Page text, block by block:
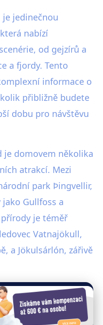
je jedinečnou
nabízí
od gejzírů a
a fjordy. Tento
informace o
přibližně budete
dobu pro návštěvu
je domovem několika
atrakcí. Mezi
park Þingvellir,
Gullfoss a
je téměř
Vatnajökull,
a Jökulsárlón, zářivě